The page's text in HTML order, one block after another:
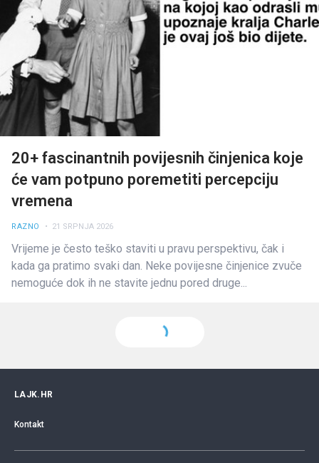
20+ fascinantnih povijesnih činjenica koje
će vam potpuno poremetiti percepciju
vremena
RAZNO • 21 SRPNJA 2026
Vrijeme je često teško staviti u pravu perspektivu, čak i
kada ga pratimo svaki dan. Neke povijesne činjenice zvuče
nemoguće dok ih ne stavite jednu pored druge...
LAJK.HR
Kontakt